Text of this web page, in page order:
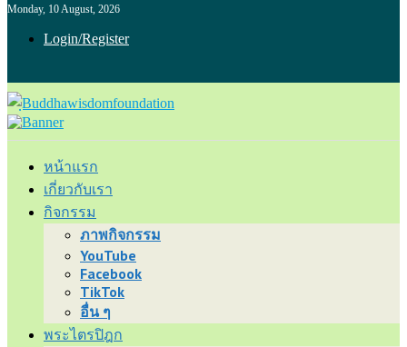
Monday, 10 August, 2026
Login/Register
หน้าแรก
เกี่ยวกับเรา
กิจกรรม
ภาพกิจกรรม
YouTube
Facebook
TikTok
อื่น ๆ
พระไตรปิฎก